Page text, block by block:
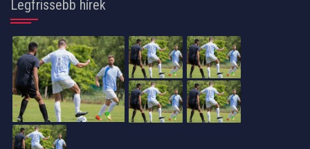
Legfrissebb hírek